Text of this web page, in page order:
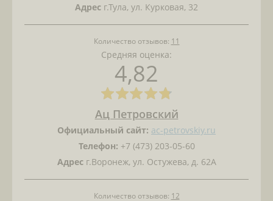
Адрес г.Тула, ул. Курковая, 32
Количество отзывов: 11
Средняя оценка:
4,82
Ац Петровский
Официальный сайт: ac-petrovskiy.ru
Телефон: +7 (473) 203-05-60
Адресг.Воронеж, ул. Остужева, д. 62А
Количество отзывов: 12